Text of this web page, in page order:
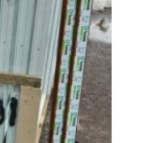
naša
počas
návštevy
čo
Ak
súbory